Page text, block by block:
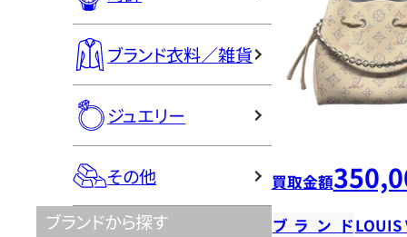
ブランド衣料／雑貨
ジュエリー
その他
ブランドから探す
買取金額
ブランドLOUIS